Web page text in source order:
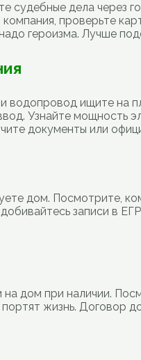
дела через
проверьте
героизма. Лучше
водопровод ищите на
Узнайте мощность
документы или
дом. Посмотрите,
записи
на дом при наличии.
жизнь. Договор